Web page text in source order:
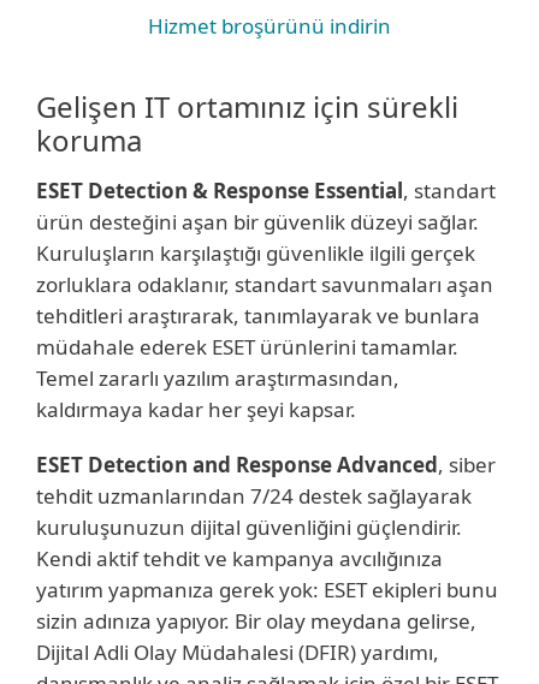
Hizmet broşürünü indirin
Gelişen IT ortamınız için sürekli
koruma
ESET Detection & Response Essential, standart
ürün desteğini aşan bir güvenlik düzeyi sağlar.
Kuruluşların karşılaştığı güvenlikle ilgili gerçek
zorluklara odaklanır, standart savunmaları aşan
tehditleri araştırarak, tanımlayarak ve bunlara
müdahale ederek ESET ürünlerini tamamlar.
Temel zararlı yazılım araştırmasından,
kaldırmaya kadar her şeyi kapsar.
ESET Detection and Response Advanced, siber
tehdit uzmanlarından 7/24 destek sağlayarak
kuruluşunuzun dijital güvenliğini güçlendirir.
Kendi aktif tehdit ve kampanya avcılığınıza
yatırım yapmanıza gerek yok: ESET ekipleri bunu
sizin adınıza yapıyor. Bir olay meydana gelirse,
Dijital Adli Olay Müdahalesi (DFIR) yardımı,